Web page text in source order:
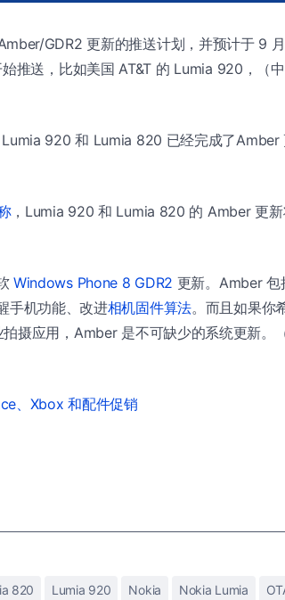
GDR2 更新的推送计划，并预计于 9
推送，比如美国 AT&T 的 Lumia 920，（
920 和 Lumia 820 已经完成了Amber
，Lumia 920 和 Lumia 820 的 Amber 更新
Windows Phone 8 GDR2 更新。Amber 包
手机功能、改进相机固件算法。而且如果你
拍摄应用，Amber 是不可缺少的系统更新。
、Xbox 和配件促销
820 Lumia 920 Nokia Nokia Lumia